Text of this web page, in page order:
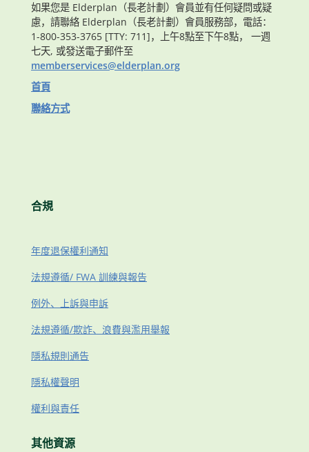
如果您是 Elderplan（長老計劃）會員並有任何疑問或疑
慮，請聯絡 Elderplan（長老計劃）會員服務部，電話：
1-800-353-3765 [TTY: 711]，上午8點至下午8點， 一週
七天, 或發送電子郵件至
memberservices@elderplan.org
首頁
聯絡方式
合規
年度退保權利通知
法規遵循/ FWA 訓練與報告
例外、上訴與申訴
法規遵循/欺詐、浪費與濫用舉報
隱私規則通告
隱私權聲明
權利與責任
其他資源